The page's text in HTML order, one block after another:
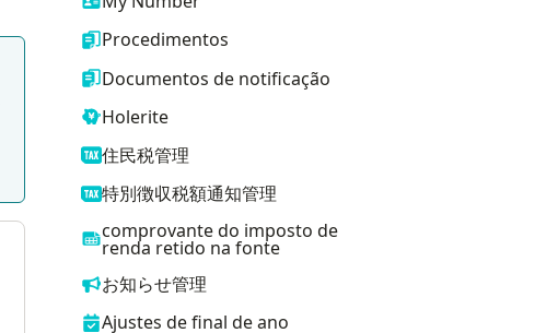
Procedimentos
Documentos de notificação
Holerite
住民税管理
特別徴収税額通知管理
comprovante do imposto de
renda retido na fonte
お知らせ管理
Ajustes de final de ano